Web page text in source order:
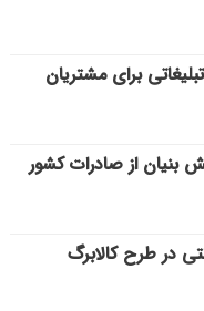
برای مشتریان
از صادرات کشور
در طرح کالابرگ